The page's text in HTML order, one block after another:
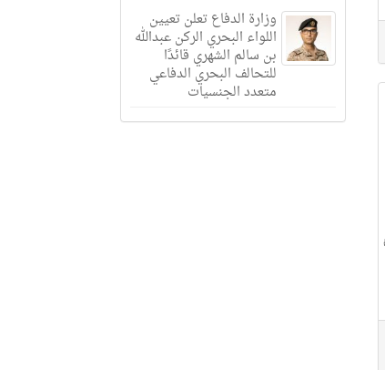
وزارة الدفاع تعلن تعيين
اللواء البحري الركن عبدالله
بن سالم الشهري قائدًا
للتحالف البحري الدفاعي
متعدد الجنسيات